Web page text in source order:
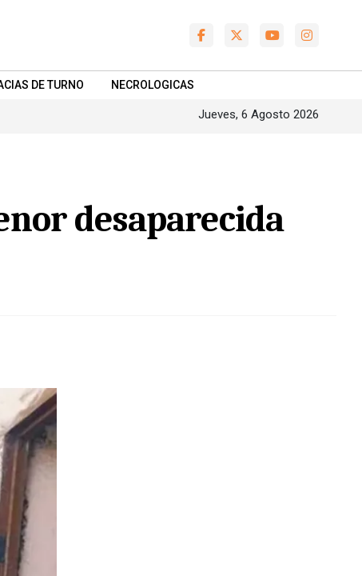
DE TURNO NECROLOGICAS
Jueves, 6 Agosto 2026
desaparecida